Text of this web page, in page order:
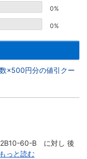
0%
0%
×500円分の値引クー
60-B に対し 後
もっと読む